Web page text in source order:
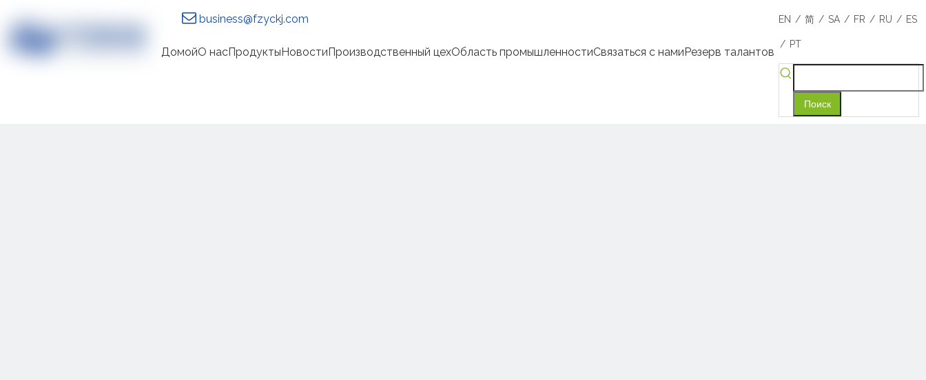
 business@fzyckj.com
ДомойО насПродуктыНовостиПроизводственный цехОбласть промышленностиСвязаться с намиРезерв талантов
EN / 简 / SA / FR / RU / ES
/ PT
Поиск